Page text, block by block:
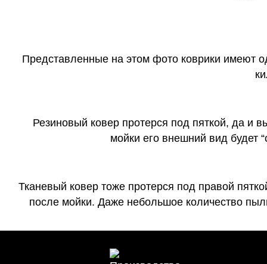
Представленные на этом фото коврики имеют
Резиновый ковер протерся под пяткой, да и
мойки его внешний вид будет
Тканевый ковер тоже протерся под правой
после мойки. Даже небольшое количество